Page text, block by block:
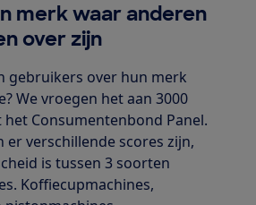
merk waar anderen
over zijn
gebruikers over hun merk
We vroegen het aan 3000
Consumentenbond Panel.
er verschillende scores zijn,
is tussen 3 soorten
Koffiecupmachines,